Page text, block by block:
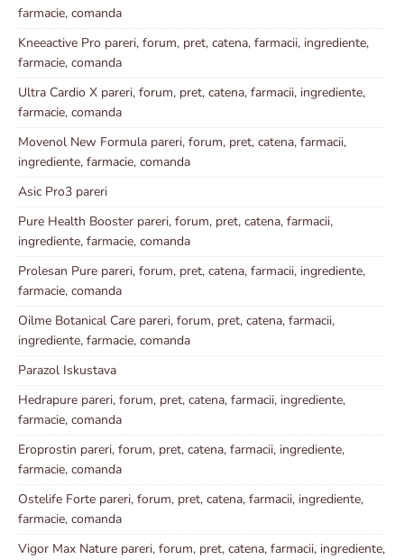
farmacie, comanda
Kneeactive Pro pareri, forum, pret, catena, farmacii, ingrediente,
farmacie, comanda
Ultra Cardio X pareri, forum, pret, catena, farmacii, ingrediente,
farmacie, comanda
Movenol New Formula pareri, forum, pret, catena, farmacii,
ingrediente, farmacie, comanda
Asic Pro3 pareri
Pure Health Booster pareri, forum, pret, catena, farmacii,
ingrediente, farmacie, comanda
Prolesan Pure pareri, forum, pret, catena, farmacii, ingrediente,
farmacie, comanda
Oilme Botanical Care pareri, forum, pret, catena, farmacii,
ingrediente, farmacie, comanda
Parazol Iskustava
Hedrapure pareri, forum, pret, catena, farmacii, ingrediente,
farmacie, comanda
Eroprostin pareri, forum, pret, catena, farmacii, ingrediente,
farmacie, comanda
Ostelife Forte pareri, forum, pret, catena, farmacii, ingrediente,
farmacie, comanda
Vigor Max Nature pareri, forum, pret, catena, farmacii, ingrediente,